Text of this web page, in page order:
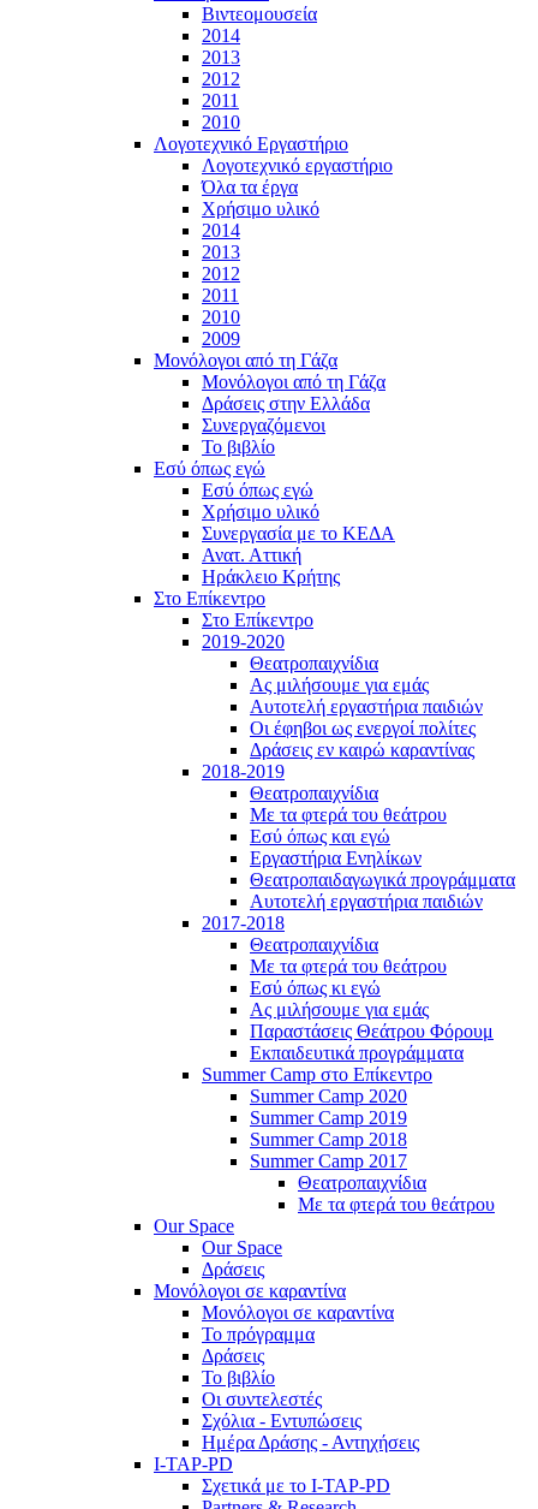
Βιντεομουσεία
2014
2013
2012
2011
2010
Λογοτεχνικό Εργαστήριο
Λογοτεχνικό εργαστήριο
Όλα τα έργα
Χρήσιμο υλικό
2014
2013
2012
2011
2010
2009
Μονόλογοι από τη Γάζα
Μονόλογοι από τη Γάζα
Δράσεις στην Ελλάδα
Συνεργαζόμενοι
To βιβλίο
Εσύ όπως εγώ
Εσύ όπως εγώ
Χρήσιμο υλικό
Συνεργασία με το ΚΕΔΑ
Ανατ. Αττική
Ηράκλειο Κρήτης
Στο Επίκεντρο
Στο Επίκεντρο
2019-2020
Θεατροπαιχνίδια
Ας μιλήσουμε για εμάς
Αυτοτελή εργαστήρια παιδιών
Οι έφηβοι ως ενεργοί πολίτες
Δράσεις εν καιρώ καραντίνας
2018-2019
Θεατροπαιχνίδια
Με τα φτερά του θεάτρου
Εσύ όπως και εγώ
Εργαστήρια Ενηλίκων
Θεατροπαιδαγωγικά προγράμματα
Αυτοτελή εργαστήρια παιδιών
2017-2018
Θεατροπαιχνίδια
Με τα φτερά του θεάτρου
Εσύ όπως κι εγώ
Ας μιλήσουμε για εμάς
Παραστάσεις Θεάτρου Φόρουμ
Εκπαιδευτικά προγράμματα
Summer Camp στο Επίκεντρο
Summer Camp 2020
Summer Camp 2019
Summer Camp 2018
Summer Camp 2017
Θεατροπαιχνίδια
Με τα φτερά του θεάτρου
Our Space
Our Space
Δράσεις
Μονόλογοι σε καραντίνα
Μονόλογοι σε καραντίνα
Το πρόγραμμα
Δράσεις
Το βιβλίο
Οι συντελεστές
Σχόλια - Εντυπώσεις
Ημέρα Δράσης - Αντηχήσεις
I-TAP-PD
Σχετικά με το I-TAP-PD